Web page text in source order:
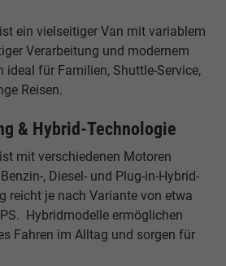
ein vielseitiger Van mit variablem
Verarbeitung und modernem
ideal für Familien, Shuttle-Service,
Reisen.
& Hybrid-Technologie
mit verschiedenen Motoren
, Diesel- und Plug-in-Hybrid-
reicht je nach Variante von etwa
Hybridmodelle ermöglichen
Fahren im Alltag und sorgen für